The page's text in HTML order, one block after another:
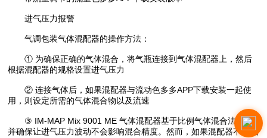
进气压力报警
气调包装气体混配器的操作方法：
① 为确保正确的气体混合，将气瓶连接到气体混配器上，然后
根据混配器的规格设置进气压力
② 连接气体后，如果混配器与流动色多多APP下载安装一起使
用，则设定所需的气体混合物以及流速
③ IM-MAP Mix 9001 ME 气体混配器基于比例气体混合法则，
并确保让进气压力波动不会影响混合精度。然而，如果混配器不能代